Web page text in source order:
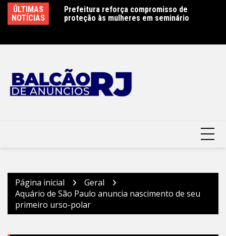
para
ÚLTIMAS
NOTÍCIAS
Diretor
segue até
Prefeitura reforça compromisso de
proteção às mulheres em seminário
Página inicial
Geral
Aquário de São Paulo anuncia nascimento de seu
primeiro urso-polar